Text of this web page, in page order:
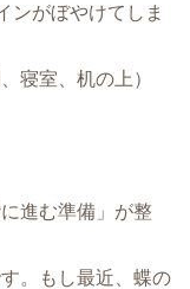
ンがぼやけてしま
寝室、机の上）
進む準備」が整
。もし最近、蝶の